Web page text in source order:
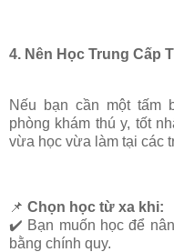
4. Nên Học Trung Cấp
Nếu bạn cần một tấm
phòng khám thú y, tốt
vừa học vừa làm tại các
📌 Chọn học từ xa khi:
✔️ Bạn muốn học để
bằng chính quy.